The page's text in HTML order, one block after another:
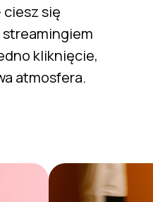
ciesz się
kliknięcie,
atmosfera.